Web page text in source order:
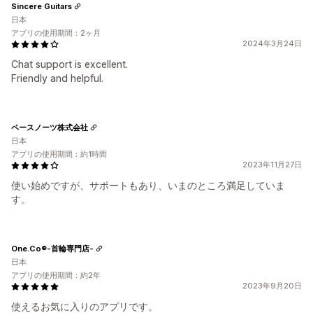
2024年3月24日
Chat support is excellent.
Friendly and helpful.
Sincere Guitars
日本
アプリの使用期間：2ヶ月
2023年11月27日
使い始めですが、サポートもあり、いまのところ満足していま
す。
ペースノーツ株式会社
日本
アプリの使用期間：約1時間
2023年9月20日
使えるお気に入りのアプリです。
One.Co®-首輪専門店-
日本
アプリの使用期間：約2年